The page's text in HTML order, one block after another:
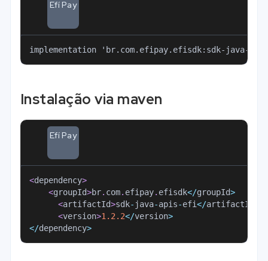
Efí Pay
implementation 'br.com.efipay.efisdk:sdk-java-
Instalação via maven
Efí Pay
<dependency>
<groupId>br. com. efipay. efisdk</groupId>
<artifactId>sdk- java-apis-efi</artifactId
<version>1.2 .2</version>
</dependency>